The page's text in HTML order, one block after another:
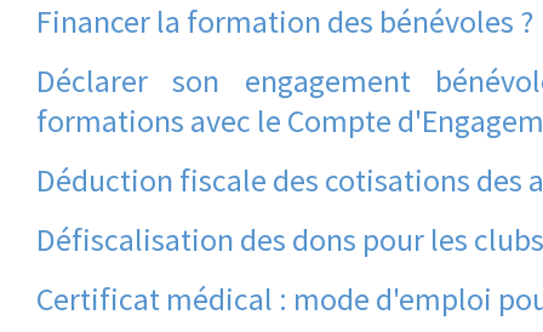
Financer la formation des bénévoles ?
Déclarer son engagement
formations avec le Compte
Déduction fiscale des cotisations des
Défiscalisation des dons pour les clubs
Certificat médical : mode d'emploi